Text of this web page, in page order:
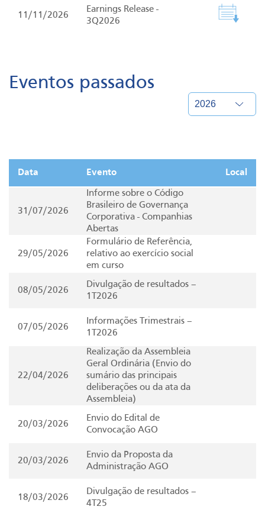
11/11/2026
Earnings Release -
3Q2026
Eventos passados
Data Evento Local
31/07/2026
Informe sobre o Código
Brasileiro de Governança
Corporativa - Companhias
Abertas
29/05/2026
Formulário de Referência,
relativo ao exercício social
em curso
08/05/2026
Divulgação de resultados –
1T2026
07/05/2026
Informações Trimestrais –
1T2026
22/04/2026
Realização da Assembleia
Geral Ordinária (Envio do
sumário das principais
deliberações ou da ata da
Assembleia)
20/03/2026
Envio do Edital de
Convocação AGO
20/03/2026
Envio da Proposta da
Administração AGO
18/03/2026
Divulgação de resultados –
4T25